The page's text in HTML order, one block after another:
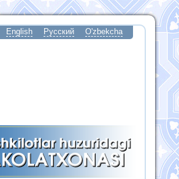
English Русский O'zbekcha